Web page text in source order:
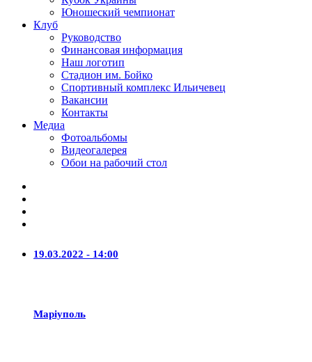
Юношеский чемпионат
Клуб
Руководство
Финансовая информация
Наш логотип
Стадион им. Бойко
Спортивный комплекс Ильичевец
Вакансии
Контакты
Медиа
Фотоальбомы
Видеогалерея
Обои на рабочий стол
19.03.2022 - 14:00
Маріуполь